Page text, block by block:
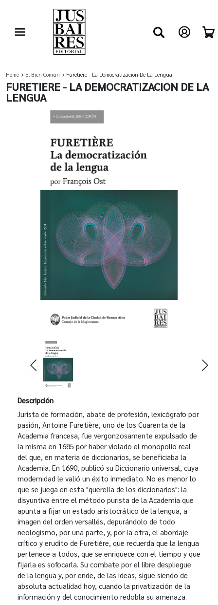
Home > El Bien Común > Furetiere - La Democratizacion De La Lengua
FURETIERE - LA DEMOCRATIZACION DE LA
LENGUA
Descripción
Jurista de formación, abate de profesión, lexicógrafo por
pasión, Antoine Furetière, uno de los Cuarenta de la
Academia francesa, fue vergonzosamente expulsado de
la misma en 1685 por haber violado el monopolio real
del que, en materia de diccionarios, se beneficiaba la
Academia. En 1690, publicó su Diccionario universal, cuya
modernidad le valió un éxito inmediato. No es menor lo
que se juega en esta "querella de los diccionarios": la
disyuntiva entre el método purista de la Academia que
apunta a fijar un estado aristocrático de la lengua, a
imagen del orden versallés, depurándolo de todo
neologismo, por una parte, y, por la otra, el abordaje
crítico y erudito de Furetière, que recuerda que la lengua
pertenece a todos, que se enriquece con el tiempo y que
fijarla es sofocarla. Su combate por el libre despliegue
de la lengua y, por ende, de las ideas, sigue siendo de
absoluta actualidad hoy, cuando la privatización de la
información y del conocimiento redobla su amenaza.